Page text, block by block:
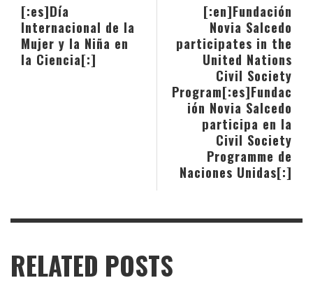
[:en]Fundación
Novia Salcedo
participates in the
United Nations
Civil Society
Program[:es]Fundac
ión Novia Salcedo
participa en la
Civil Society
Programme de
Naciones Unidas[:]
[:es]Día
Internacional de la
Mujer y la Niña en
la Ciencia[:]
RELATED POSTS